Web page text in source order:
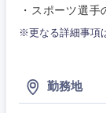
・スポーツ選
※更なる詳細事項
勤務地
金融専門
メディカ
その他マスメ
エンタ
千葉県